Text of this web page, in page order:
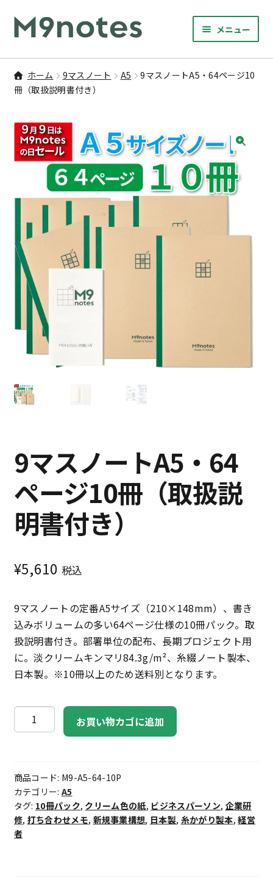
ナ
ビ
ゲ
ー
シ
ン
へ
ス
コ
ン
テ
ン
ツ
ス
キ
ッ
メニュー
9マスノート
サ
ブ
を
展
開
書籍・文具・雑貨
ニ
ュ
ー
を
展
研修
ブ
ニ
ュ
M9notesのこと
お問い合わせ
アカウント
ご利用案内
特定商取引法に基づく表記
プライバシーポリシー
ホーム 9マスノート A5
9マスノートA5・64ページ10
冊（取扱説明書付き）
🔍
9マスノートA5・64
ページ10冊（取扱説
明書付き）
¥5,610 税込
9マスノートの定番A5サイズ（210×148mm）、書き
込みボリュームの多い64ページ仕様の10冊パック。取
扱説明書付き。部署単位の配布、長期プロジェクト用
に。淡クリームキンマリ84.3g/m²、糸綴ノート製本、
日本製。※10冊以上のため送料別となります。
9
マ
ー
ト
A5・
64
お買い物カゴに追加
商品コード: M9-A5-64-10P
カテゴリー: A5
タグ: 10冊パック, クリーム色の紙, ビジネスパーソン, 企業研
修, 打ち合わせメモ, 新規事業構想, 日本製, 糸かがり製本,経営
者